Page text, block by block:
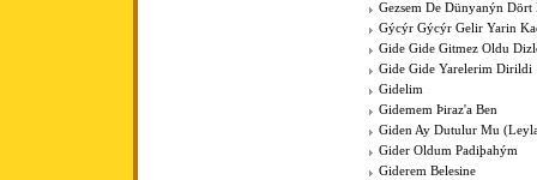
Gezsem De Dünyanýn Dört
Gýcýr Gýcýr Gelir Yarin
Gide Gide Gitmez Oldu
Gide Gide Yarelerim Dirildi
Gidelim
Gidemem Þiraz'a Ben
Giden Ay Dutulur Mu
Gider Oldum Padiþahým
Giderem Belesine